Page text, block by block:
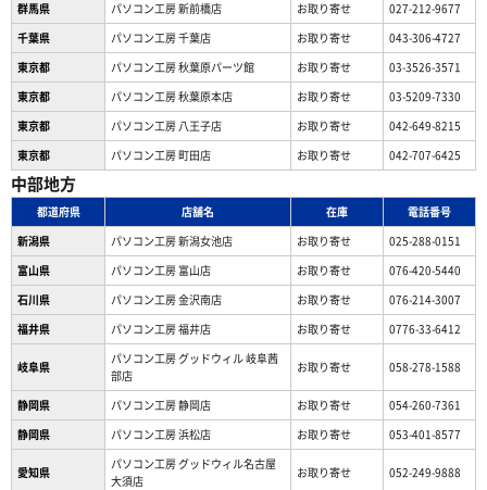
群馬県
パソコン工房 新前橋店 お取り寄せ
027-212-9677
千葉県
パソコン工房 千葉店 お取り寄せ
043-306-4727
東京都
パソコン工房 秋葉原パーツ館 お取り寄せ
03-3526-3571
東京都
パソコン工房 秋葉原本店 お取り寄せ
03-5209-7330
東京都
パソコン工房 八王子店 お取り寄せ
042-649-8215
東京都
パソコン工房 町田店 お取り寄せ 042-707-6425
中部地方
都道府県 店舗名 在庫
電話番号
新潟県
パソコン工房 新潟女池店 お取り寄せ
025-288-0151
富山県
パソコン工房 富山店 お取り寄せ
076-420-5440
石川県
パソコン工房 金沢南店 お取り寄せ
076-214-3007
福井県
パソコン工房 福井店 お取り寄せ 0776-33-6412
岐阜県
パソコン工房 グッドウィル 岐阜茜
部店
お取り寄せ 058-278-1588
静岡県 パソコン工房 静岡店 お取り寄せ
054-260-7361
静岡県
パソコン工房 浜松店 お取り寄せ 053-401-8577
愛知県
パソコン工房 グッドウィル名古屋
大須店
お取り寄せ 052-249-9888